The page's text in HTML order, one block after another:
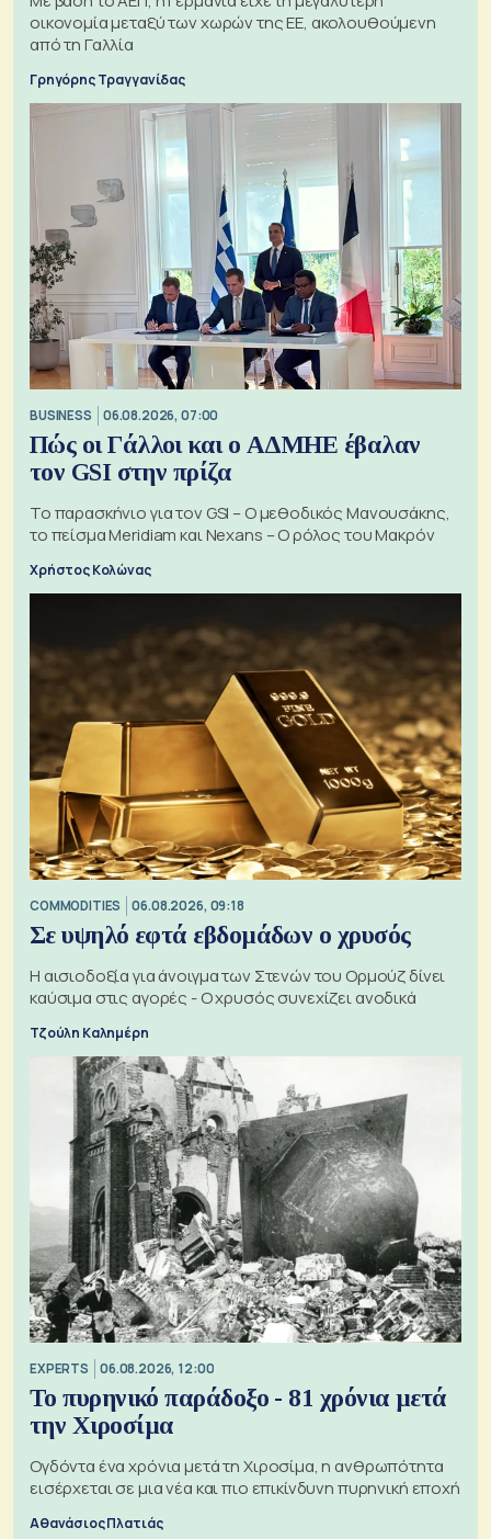
οικονομία μεταξύ των χωρών της ΕΕ, ακολουθούμενη
από τη Γαλλία
Γρηγόρης Τραγγανίδας
BUSINESS 06.08.2026, 07:00
Πώς οι Γάλλοι και ο ΑΔΜΗΕ έβαλαν
τον GSI στην πρίζα
Το παρασκήνιο για τον GSI – Ο μεθοδικός Μανουσάκης,
το πείσμα Meridiam και Nexans – Ο ρόλος του Μακρόν
Χρήστος Κολώνας
COMMODITIES 06.08.2026, 09:18
Σε υψηλό εφτά εβδομάδων ο χρυσός
Η αισιοδοξία για άνοιγμα των Στενών του Ορμούζ δίνει
καύσιμα στις αγορές - Ο χρυσός συνεχίζει ανοδικά
Τζούλη Καλημέρη
EXPERTS 06.08.2026, 12:00
Το πυρηνικό παράδοξο - 81 χρόνια μετά
την Χιροσίμα
Ογδόντα ένα χρόνια μετά τη Χιροσίμα, η ανθρωπότητα
εισέρχεται σε μια νέα και πιο επικίνδυνη πυρηνική εποχή
Αθανάσιος Πλατιάς